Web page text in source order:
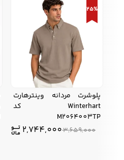
25%
پلوشرت مردانه وینترهارت
Winterhart کد
M2064003TP
3,659,000
2,744,000